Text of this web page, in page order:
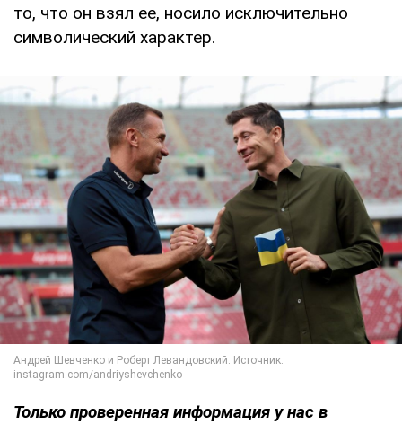
то, что он взял ее, носило исключительно
символический характер.
Только проверенная информация у нас в